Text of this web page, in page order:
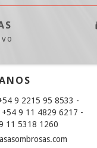
9 2215 95 8533 -
+54 9 11 4829 6217 -
11 5318 1260